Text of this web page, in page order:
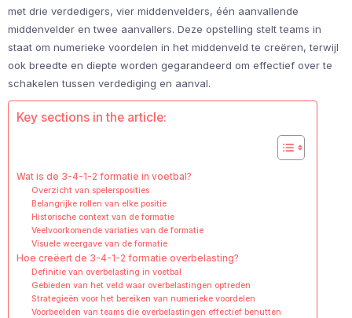
met drie verdedigers, vier middenvelders, één aanvallende
middenvelder en twee aanvallers. Deze opstelling stelt teams in
staat om numerieke voordelen in het middenveld te creëren, terwijl
ook breedte en diepte worden gegarandeerd om effectief over te
schakelen tussen verdediging en aanval.
Key sections in the article:
Wat is de 3-4-1-2 formatie in voetbal?
Overzicht van spelersposities
Belangrijke rollen van elke positie
Historische context van de formatie
Veelvoorkomende variaties van de formatie
Visuele weergave van de formatie
Hoe creëert de 3-4-1-2 formatie overbelasting?
Definitie van overbelasting in voetbal
Gebieden van het veld waar overbelastingen optreden
Strategieën voor het bereiken van numerieke voordelen
Voorbeelden van teams die overbelastingen effectief benutten